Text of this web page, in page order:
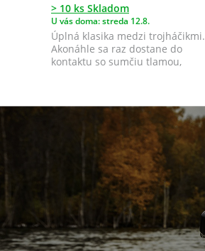
> 10 ks Skladom
U vás doma: streda 12.8.
Úplná klasika medzi trojháčikmi.
Akonáhle sa raz dostane do
kontaktu so sumčiu tlamou,